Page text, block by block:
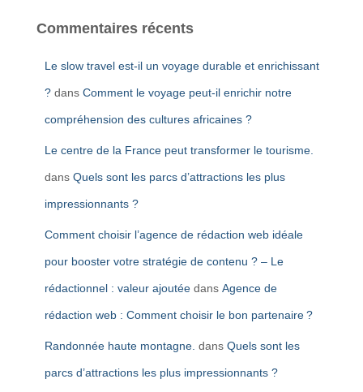
Commentaires récents
Le slow travel est-il un voyage durable et enrichissant
? dans Comment le voyage peut-il enrichir notre
compréhension des cultures africaines ?
Le centre de la France peut transformer le tourisme.
dans Quels sont les parcs d’attractions les plus
impressionnants ?
Comment choisir l’agence de rédaction web idéale
pour booster votre stratégie de contenu ? – Le
rédactionnel : valeur ajoutée dans Agence de
rédaction web : Comment choisir le bon partenaire ?
Randonnée haute montagne. dans Quels sont les
parcs d’attractions les plus impressionnants ?